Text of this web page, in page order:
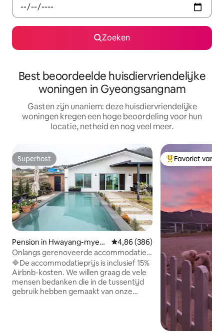
Zoeken
Best beoordeelde huisdiervriendelijke
woningen in Gyeongsangnam
Gasten zijn unaniem: deze huisdiervriendelijke
woningen kregen een hoge beoordeling voor hun
locatie, netheid en nog veel meer.
Superhost
Superhost
Pension in Hwayang-myeo
n, Yeosu-si
Gemiddelde beoordeling van
4,86 (386)
Onlangs gerenoveerde accommodatie
in hotelstijl *Jacuzzi in Doldam, Jeju *Villa
met privézwembad Ruime voortuin met
zwembad Uitzicht op zee*Muse House
🔷️De accommodatieprijs is inclusief 15%
Airbnb-kosten. We willen graag de vele
mensen bedanken die in de tussentijd
gebruik hebben gemaakt van onze
Topfavoriet van
Favoriet van